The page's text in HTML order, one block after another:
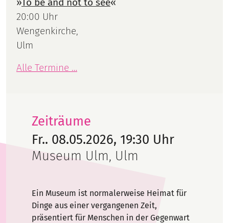
20:00 Uhr
Wengenkirche,
Ulm
Alle Termine …
Zeiträume
Fr.. 08.05.2026, 19:30 Uhr
Museum Ulm, Ulm
Ein Museum ist normalerweise Heimat für
Dinge aus einer vergangenen Zeit,
präsentiert für Menschen in der Gegenwart